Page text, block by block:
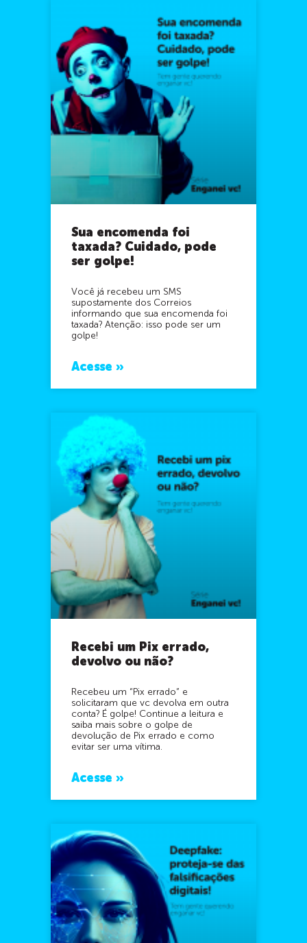
Sua encomenda foi
taxada? Cuidado, pode
ser golpe!
Você já recebeu um SMS
supostamente dos Correios
informando que sua encomenda foi
taxada? Atenção: isso pode ser um
golpe!
Acesse »
Recebi um Pix errado,
devolvo ou não?
Recebeu um “Pix errado” e
solicitaram que vc devolva em outra
conta? É golpe! Continue a leitura e
saiba mais sobre o golpe de
devolução de Pix errado e como
evitar ser uma vítima.
Acesse »